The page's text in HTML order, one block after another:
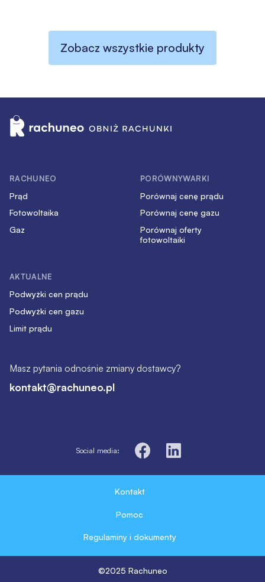
Zobacz wszystkie produkty
RACHUNEO
Prąd
Fotowoltaika
Gaz
PORÓWNYWARKI
Porównaj cenę prądu
Porównaj cenę gazu
Porównaj oferty
fotowoltaiki
AKTUALNE
Podwyżki cen prądu
Podwyżki cen gazu
Limit prądu
Masz pytania odnośnie zmiany dostawcy?
kontakt@rachuneo.pl
Social media:
Kontakt
Pomoc
Regulaminy i dokumenty
©2025 Rachuneo